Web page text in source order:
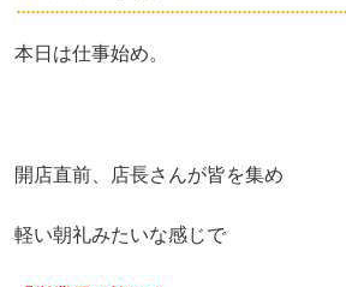
本日は仕事始め。
開店直前、店長さんが皆を集め
軽い朝礼みたいな感じで